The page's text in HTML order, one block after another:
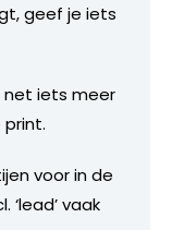
geef je iets
net iets meer
voor in de
vaak